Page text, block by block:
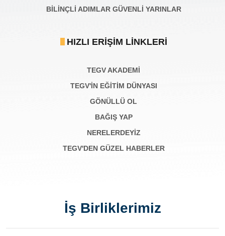
BILINÇLI ADIMLAR GÜVENLI YARINLAR
HIZLI ERIŞIM LINKLERI
TEGV AKADEMI
TEGV'İN EĞİTİM DÜNYASI
GÖNÜLLÜ OL
BAĞIŞ YAP
NERELERDEYİZ
TEGV'DEN GÜZEL HABERLER
İş Birliklerimiz